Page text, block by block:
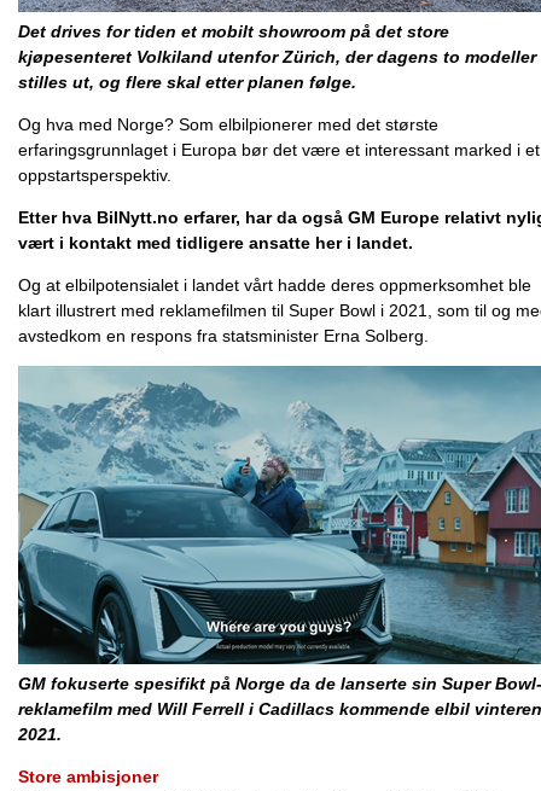
Det drives for tiden et mobilt showroom på det store
kjøpesenteret Volkiland utenfor Zürich, der dagens to modeller
stilles ut, og flere skal etter planen følge.
Og hva med Norge? Som elbilpionerer med det største
erfaringsgrunnlaget i Europa bør det være et interessant marked i et
oppstartsperspektiv.
Etter hva BilNytt.no erfarer, har da også GM Europe relativt
vært i kontakt med tidligere ansatte her i landet.
Og at elbilpotensialet i landet vårt hadde deres oppmerksomhet ble
klart illustrert med reklamefilmen til Super Bowl i 2021, som til og
avstedkom en respons fra statsminister Erna Solberg.
GM fokuserte spesifikt på Norge da de lanserte sin Super Bowl-
reklamefilm med Will Ferrell i Cadillacs kommende elbil vinteren
2021.
Store ambisjoner